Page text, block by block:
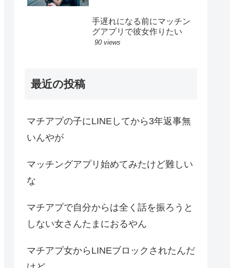
手遅れになる前にマッチン
グアプリで彼女作りたい
90 views
最近の投稿
マチアプの子にLINEしてから3年返事無
いんやが
マッチングアプリ始めてみたけど難しい
な
マチアプで自分からは全く話を振ろうと
しない女さんたまにおるやん
マチアプ女からLINEブロックされたんだ